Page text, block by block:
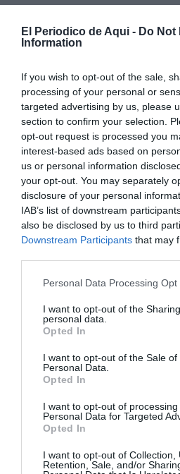
El Periodico de Aqui - Do Not
Information
If you wish to opt-out of the sale,
processing of your personal or
targeted advertising by us, please
section to confirm your selection.
opt-out request is processed you
interest-based ads based on
us or personal information
your opt-out. You may separately
disclosure of your personal
IAB’s list of downstream
also be disclosed by us to third
Downstream Participants that may
Personal Data Processing Opt
I want to opt-out of the
personal data.
Opted In
I want to opt-out of the Sale of
Personal Data.
Opted In
I want to opt-out of processing
Personal Data for Targeted
Opted In
I want to opt-out of Collection,
Retention, Sale, and/or
Críticas a la
La formación también ha
organizativo del desfile, al
participantes tuvieron que
elevadas temperaturas y
organizativas claramente
Entre las principales críticas,
considera que el dispositivo
"claramente insuficiente para
al estarla separación entre el
basada "prácticamente en
participantes como de los